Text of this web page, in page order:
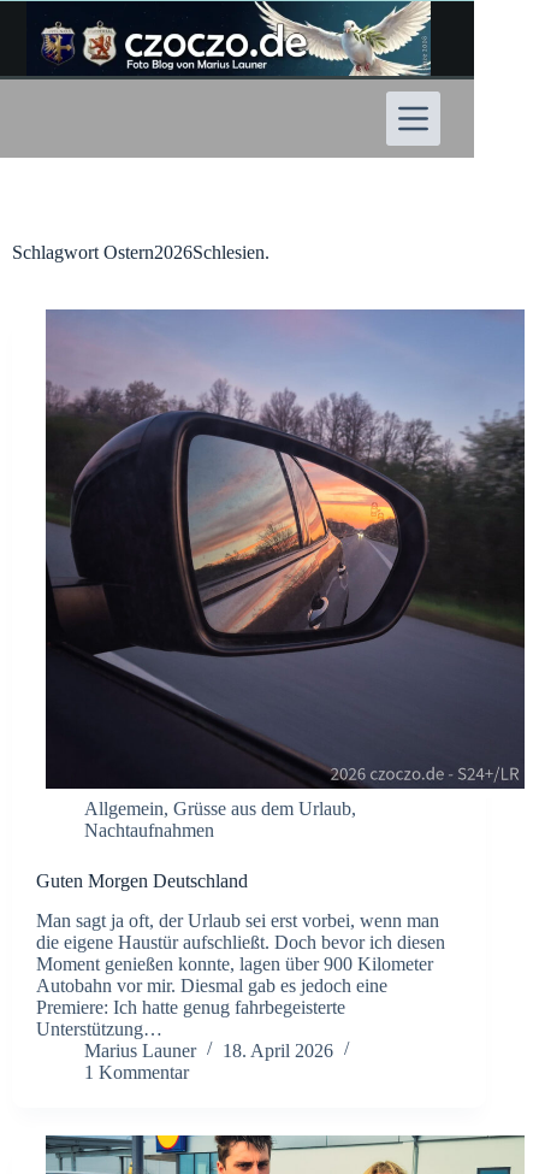
Inhalt
springen
Schlagwort Ostern2026Schlesien.
Allgemein, Grüsse aus dem Urlaub,
Nachtaufnahmen
Guten Morgen Deutschland
Man sagt ja oft, der Urlaub sei erst vorbei, wenn man
die eigene Haustür aufschließt. Doch bevor ich diesen
Moment genießen konnte, lagen über 900 Kilometer
Autobahn vor mir. Diesmal gab es jedoch eine
Premiere: Ich hatte genug fahrbegeisterte
Unterstützung…
Marius Launer
18. April 2026
1 Kommentar